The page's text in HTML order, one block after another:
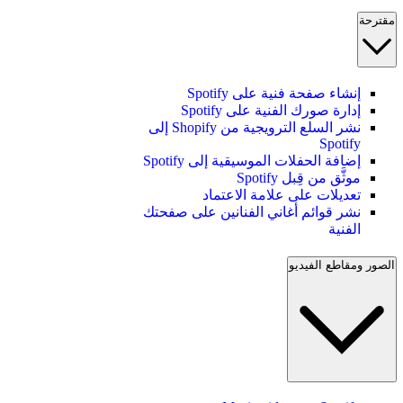
مقترحة
إنشاء صفحة فنية على Spotify
إدارة صورك الفنية على Spotify
نشر السلع الترويجية من Shopify إلى
Spotify
إضافة الحفلات الموسيقية إلى Spotify
موثَّق من قِبل Spotify
تعديلات على علامة الاعتماد
نشر قوائم أغاني الفنانين على صفحتك
الفنية
الصور ومقاطع الفيديو